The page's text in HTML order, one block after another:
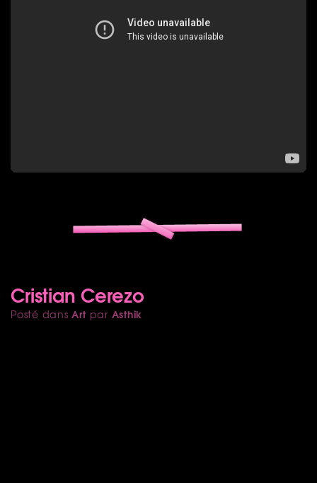
Cristian Cerezo
Posté dansArt par Asthik